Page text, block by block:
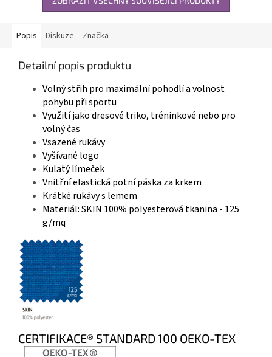
Popis Diskuze Značka
Detailní popis produktu
Volný střih pro maximální pohodlí a volnost
pohybu při sportu
Využití jako dresové triko, tréninkové nebo pro
volný čas
Vsazené rukávy
Vyšívané logo
Kulatý límeček
Vnitřní elastická potní páska za krkem
Krátké rukávy s lemem
Materiál: SKIN 100% polyesterová tkanina - 125
g/mq
CERTIFIKACE® STANDARD 100 OEKO-TEX